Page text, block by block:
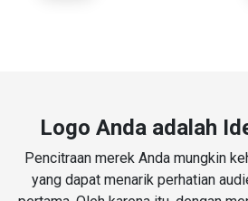
Logo Anda adalah
Pencitraan merek Anda mungkin
yang dapat menarik perhatian